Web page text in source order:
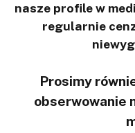
nasze profile w
regularnie
Prosimy
obserwowanie